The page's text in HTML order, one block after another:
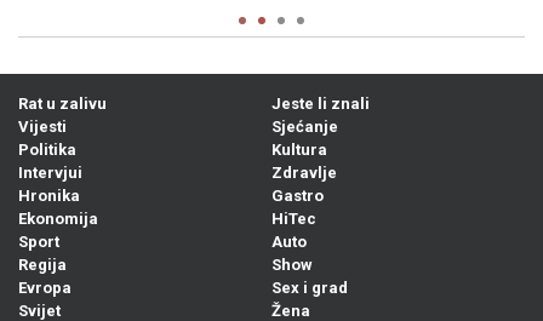
Rat u zalivu
Vijesti
Politika
Intervjui
Hronika
Ekonomija
Sport
Regija
Evropa
Svijet
Jeste li znali
Sjećanje
Kultura
Zdravlje
Gastro
HiTec
Auto
Show
Sex i grad
Žena